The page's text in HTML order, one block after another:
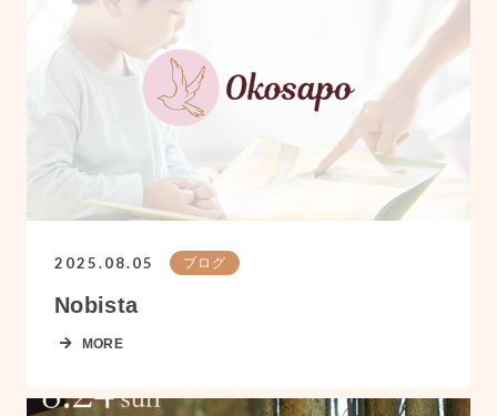
2025.08.05 ブログ
Nobista
MORE